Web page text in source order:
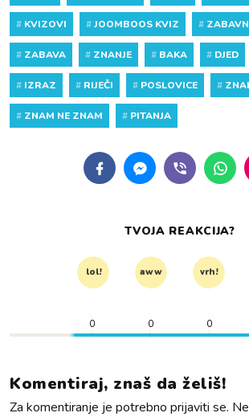
# KVIZOVI #JOOMBOOS KVIZ #
# ZABAVA # ZNANJE # BAKA # DJED
# IZRAZ # RIJEČI # POSLOVICE #
# ZNAM NE ZNAM # PITANJA
TVOJA REAKCIJA?
lol! aww vrh!
0 0 0
Komentiraj, znaš da želiš!
Za komentiranje je potrebno prijaviti se.